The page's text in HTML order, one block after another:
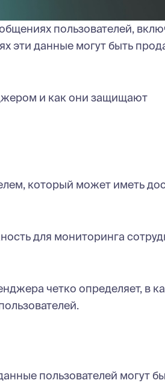
пользователей,
эти данные могут быть
и как они защищают
который может иметь
для мониторинга
четко определяет, в
пользователей могут